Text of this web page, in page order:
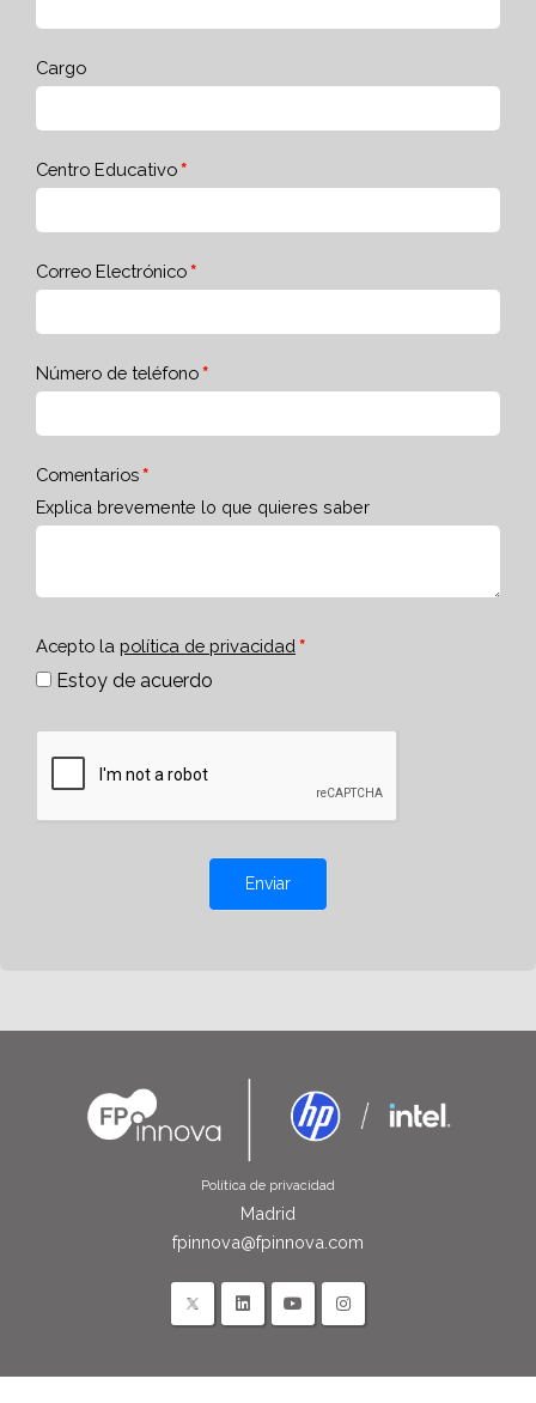
Cargo
Centro Educativo
Correo Electrónico
Número de teléfono
Comentarios
Explica brevemente lo que quieres saber
Acepto la política de privacidad
Estoy de acuerdo
Enviar
Política de privacidad
Madrid
fpinnova@fpinnova.com